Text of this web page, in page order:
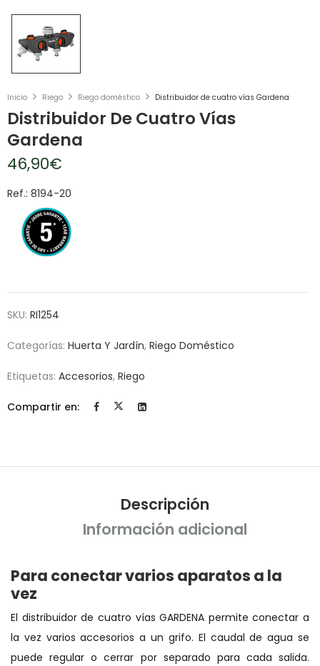
Inicio Riego Riego doméstico Distribuidor de cuatro vías Gardena
Distribuidor De Cuatro Vías
Gardena
46,90€
Ref.: 8194-20
SKU: RI1254
Categorías: Huerta Y Jardín, Riego Doméstico
Etiquetas: Accesorios, Riego
Compartir en:
Descripción
Información adicional
Para conectar varios aparatos a la
vez
El distribuidor de cuatro vías GARDENA permite conectar a
la vez varios accesorios a un grifo. El caudal de agua se
puede regular o cerrar por separado para cada salida.